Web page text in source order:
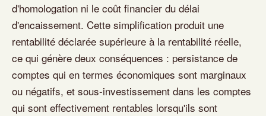
d'homologation ni le coût financier du délai
d'encaissement. Cette simplification produit une
rentabilité déclarée supérieure à la rentabilité réelle,
ce qui génère deux conséquences : persistance de
comptes qui en termes économiques sont marginaux
ou négatifs, et sous-investissement dans les comptes
qui sont effectivement rentables lorsqu'ils sont